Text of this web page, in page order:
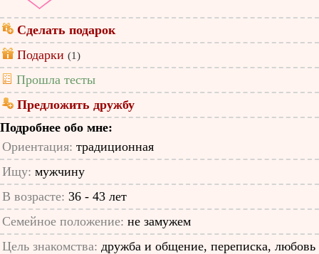
Сделать подарок
Подарки (1)
Прошла тесты
Предложить дружбу
Подробнее обо мне:
Ориентация: традиционная
Ищу: мужчину
В возрасте: 36 - 43 лет
Семейное положение: не замужем
Цель знакомства: дружба и общение, переписка, любовь